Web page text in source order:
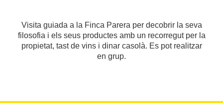
Visita guiada a la Finca Parera per decobrir la seva
filosofia i els seus productes amb un recorregut per la
propietat, tast de vins i dinar casolà. Es pot realitzar
en grup.